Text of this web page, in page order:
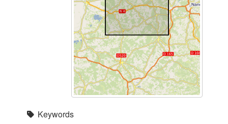
Keywords